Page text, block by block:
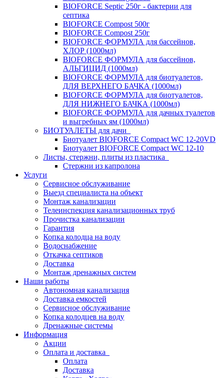
BIOFORCE Septic 250г - бактерии для
септика
BIOFORCE Compost 500г
BIOFORCE Compost 250г
BIOFORCE ФОРМУЛА для бассейнов,
ХЛОР (1000мл)
BIOFORCE ФОРМУЛА для бассейнов,
АЛЬГИЦИД (1000мл)
BIOFORCE ФОРМУЛА для биотуалетов,
ДЛЯ ВЕРХНЕГО БАЧКА (1000мл)
BIOFORCE ФОРМУЛА для биотуалетов,
ДЛЯ НИЖНЕГО БАЧКА (1000мл)
BIOFORCE ФОРМУЛА для дачных туалетов
и выгребных ям (1000мл)
БИОТУАЛЕТЫ для дачи
Биотуалет BIOFORCE Compact WC 12-20VD
Биотуалет BIOFORCE Compact WC 12-10
Листы, стержни, плиты из пластика
Стержни из капролона
Услуги
Сервисное обслуживание
Выезд специалиста на объект
Монтаж канализации
Телеинспекция канализационных труб
Прочистка канализации
Гарантия
Копка колодца на воду
Водоснабжение
Откачка септиков
Доставка
Монтаж дренажных систем
Наши работы
Автономная канализация
Доставка емкостей
Сервисное обслуживание
Копка колодцев на воду
Дренажные системы
Информация
Акции
Оплата и доставка
Оплата
Доставка